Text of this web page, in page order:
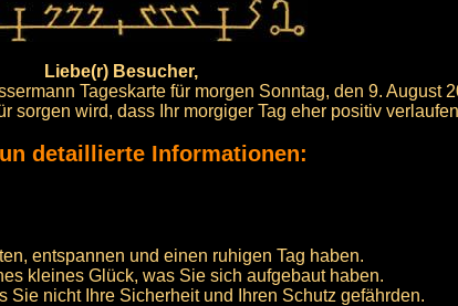
Liebe(r) Besucher,
Tageskarte für morgen Sonntag, den 9. August
sorgen wird, dass Ihr morgiger Tag eher positiv
detaillierte Informationen:
entspannen und einen ruhigen Tag haben.
kleines Glück, was Sie sich aufgebaut haben.
nicht Ihre Sicherheit und Ihren Schutz gefährden.